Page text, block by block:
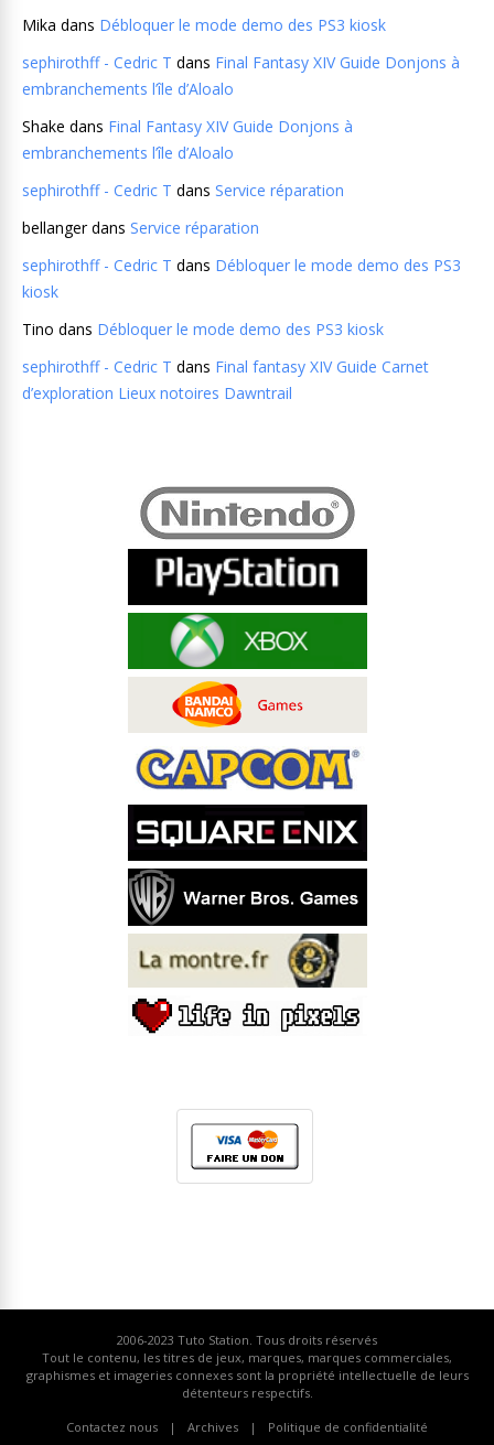
Mika dans Débloquer le mode demo des PS3 kiosk
sephirothff - Cedric T dans Final Fantasy XIV Guide Donjons à
embranchements l’île d’Aloalo
Shake dans Final Fantasy XIV Guide Donjons à
embranchements l’île d’Aloalo
sephirothff - Cedric T dans Service réparation
bellangerdans Service réparation
sephirothff - Cedric T dans Débloquer le mode demo des PS3
kiosk
Tino dans Débloquer le mode demo des PS3 kiosk
sephirothff - Cedric T dans Final fantasy XIV Guide Carnet
d’exploration Lieux notoires Dawntrail
2006-2023 Tuto Station . Tous droits réservés
Tout le contenu, les titres de jeux, marques, marques commerciales,
graphismes et imageries connexes sont la propriété intellectuelle de leurs
détenteurs respectifs.
Contactez nous Archives Politique de confidentialité